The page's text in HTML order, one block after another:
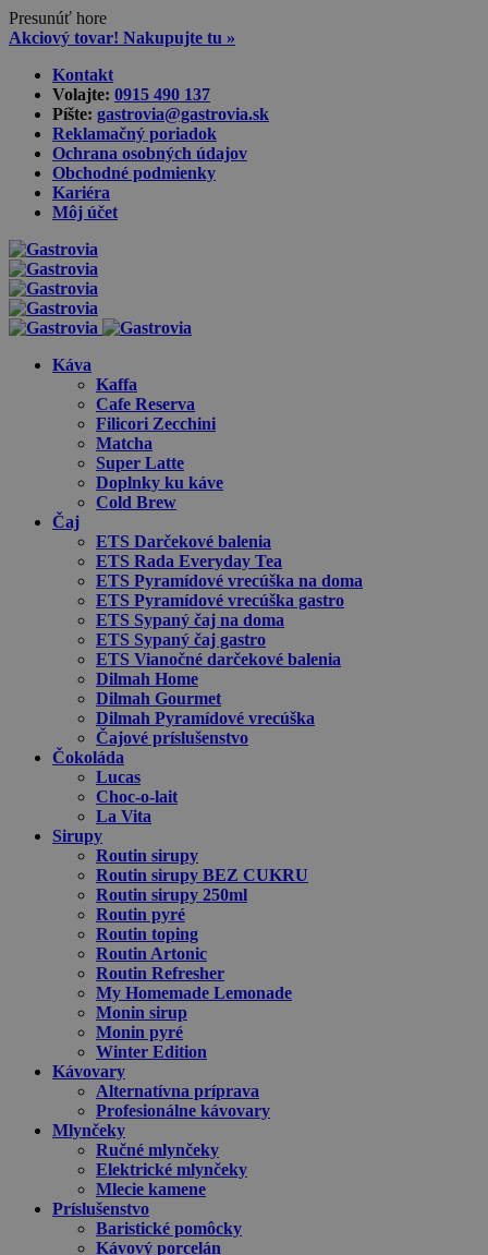
Presunúť hore
Akciový tovar! Nakupujte tu »
content
Kontakt
Volajte: 0915 490 137‬
Píšte: gastrovia@gastrovia.sk‬
Reklamačný poriadok
Ochrana osobných údajov
Obchodné podmienky
Kariéra
Môj účet
Káva
Kaffa
Cafe Reserva
Filicori Zecchini
Matcha
Super Latte
Doplnky ku káve
Cold Brew
Čaj
ETS Darčekové balenia
ETS Rada Everyday Tea
ETS Pyramídové vrecúška na doma
ETS Pyramídové vrecúška gastro
ETS Sypaný čaj na doma
ETS Sypaný čaj gastro
ETS Vianočné darčekové balenia
Dilmah Home
Dilmah Gourmet
Dilmah Pyramídové vrecúška
Čajové príslušenstvo
Čokoláda
Lucas
Choc-o-lait
La Vita
Sirupy
Routin sirupy
Routin sirupy BEZ CUKRU
Routin sirupy 250ml
Routin pyré
Routin toping
Routin Artonic
Routin Refresher
My Homemade Lemonade
Monin sirup
Monin pyré
Winter Edition
Kávovary
Alternatívna príprava
Profesionálne kávovary
Mlynčeky
Ručné mlynčeky
Elektrické mlynčeky
Mlecie kamene
Príslušenstvo
Baristické pomôcky
Kávový porcelán